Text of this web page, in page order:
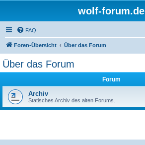
wolf-forum.de
FAQ
Foren-Übersicht Über das Forum
Über das Forum
Forum
Archiv
Statisches Archiv des alten Forums.